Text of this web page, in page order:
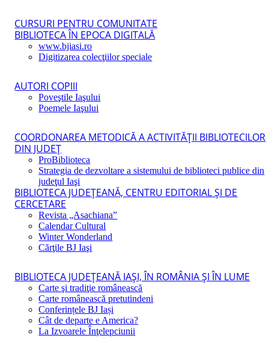
CURSURI PENTRU COMUNITATE
BIBLIOTECA ÎN EPOCA DIGITALĂ
www.bjiasi.ro
Digitizarea colecţiilor speciale
AUTORI COPIII
Poveştile Iaşului
Poemele Iaşului
COORDONAREA METODICĂ A ACTIVITĂŢII BIBLIOTECILOR
DIN JUDEŢ
ProBiblioteca
Strategia de dezvoltare a sistemului de biblioteci publice din
judeţul Iaşi
BIBLIOTECA JUDEŢEANĂ, CENTRU EDITORIAL ŞI DE
CERCETARE
Revista „Asachiana”
Calendar Cultural
Winter Wonderland
Cărţile BJ Iaşi
BIBLIOTECA JUDEŢEANĂ IAŞI, ÎN ROMÂNIA ŞI ÎN LUME
Carte şi tradiţie românească
Carte românească pretutindeni
Conferințele BJ Iași
Cât de departe e America?
La Izvoarele Înţelepciunii